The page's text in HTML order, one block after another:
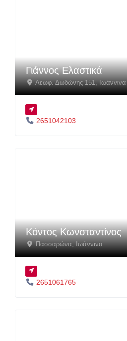
Γιάννος Ελαστικά
Λεωφ. Δωδώνης 151,Ιωάννινα
2651042103
Κόντος Κωνσταντίνος
Πασσαρώνα,Ιωάννινα
2651061765